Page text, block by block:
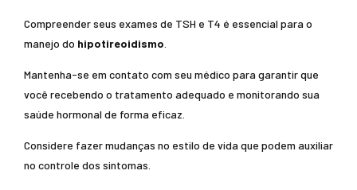
Compreender seus exames de TSH e T4 é essencial para o
manejo do hipotireoidismo
Mantenha-se em contato com seu médico para garantir que
você recebendo o tratamento adequado e monitorando sua
saúde hormonal de forma eficaz.
Considere fazer mudanças no estilo de vida que podem auxiliar
no controle dos sintomas.